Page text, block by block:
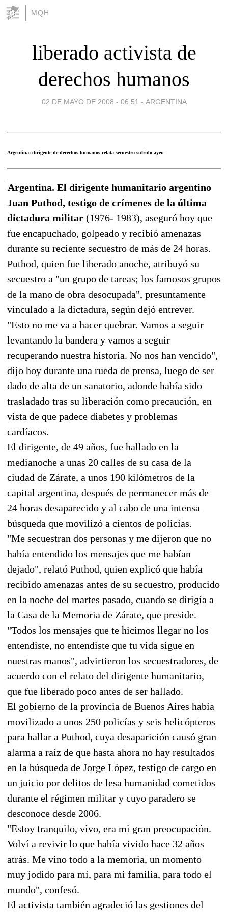
MQH
liberado activista de
derechos humanos
02 DE MAYO DE 2008 - 06:51 - ARGENTINA
Argentina: dirigente de derechos humanos relata secuestro sufrido ayer.
Argentina. El dirigente humanitario argentino
Juan Puthod, testigo de crímenes de la última
dictadura militar (1976- 1983), aseguró hoy que
fue encapuchado, golpeado y recibió amenazas
durante su reciente secuestro de más de 24 horas.
Puthod, quien fue liberado anoche, atribuyó su
secuestro a "un grupo de tareas; los famosos grupos
de la mano de obra desocupada", presuntamente
vinculado a la dictadura, según dejó entrever.
"Esto no me va a hacer quebrar. Vamos a seguir
levantando la bandera y vamos a seguir
recuperando nuestra historia. No nos han vencido",
dijo hoy durante una rueda de prensa, luego de ser
dado de alta de un sanatorio, adonde había sido
trasladado tras su liberación como precaución, en
vista de que padece diabetes y problemas
cardíacos.
El dirigente, de 49 años, fue hallado en la
medianoche a unas 20 calles de su casa de la
ciudad de Zárate, a unos 190 kilómetros de la
capital argentina, después de permanecer más de
24 horas desaparecido y al cabo de una intensa
búsqueda que movilizó a cientos de policías.
"Me secuestran dos personas y me dijeron que no
había entendido los mensajes que me habían
dejado", relató Puthod, quien explicó que había
recibido amenazas antes de su secuestro, producido
en la noche del martes pasado, cuando se dirigía a
la Casa de la Memoria de Zárate, que preside.
"Todos los mensajes que te hicimos llegar no los
entendiste, no entendiste que tu vida sigue en
nuestras manos", advirtieron los secuestradores, de
acuerdo con el relato del dirigente humanitario,
que fue liberado poco antes de ser hallado.
El gobierno de la provincia de Buenos Aires había
movilizado a unos 250 policías y seis helicópteros
para hallar a Puthod, cuya desaparición causó gran
alarma a raíz de que hasta ahora no hay resultados
en la búsqueda de Jorge López, testigo de cargo en
un juicio por delitos de lesa humanidad cometidos
durante el régimen militar y cuyo paradero se
desconoce desde 2006.
"Estoy tranquilo, vivo, era mi gran preocupación.
Volví a revivir lo que había vivido hace 32 años
atrás. Me vino todo a la memoria, un momento
muy jodido para mí, para mi familia, para todo el
mundo", confesó.
El activista también agradeció las gestiones del